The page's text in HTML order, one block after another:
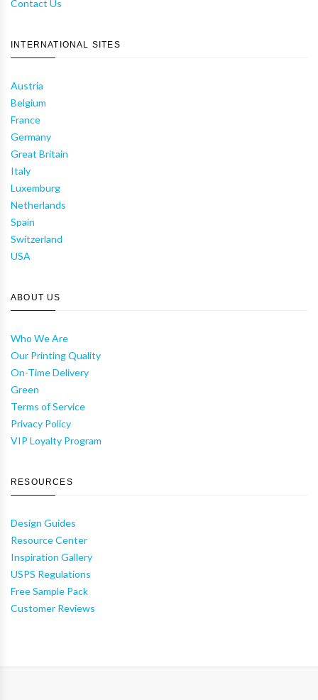
Contact Us
INTERNATIONAL SITES
Austria
Belgium
France
Germany
Great Britain
Italy
Luxemburg
Netherlands
Spain
Switzerland
USA
ABOUT US
Who We Are
Our Printing Quality
On-Time Delivery
Green
Terms of Service
Privacy Policy
VIP Loyalty Program
RESOURCES
Design Guides
Resource Center
Inspiration Gallery
USPS Regulations
Free Sample Pack
Customer Reviews